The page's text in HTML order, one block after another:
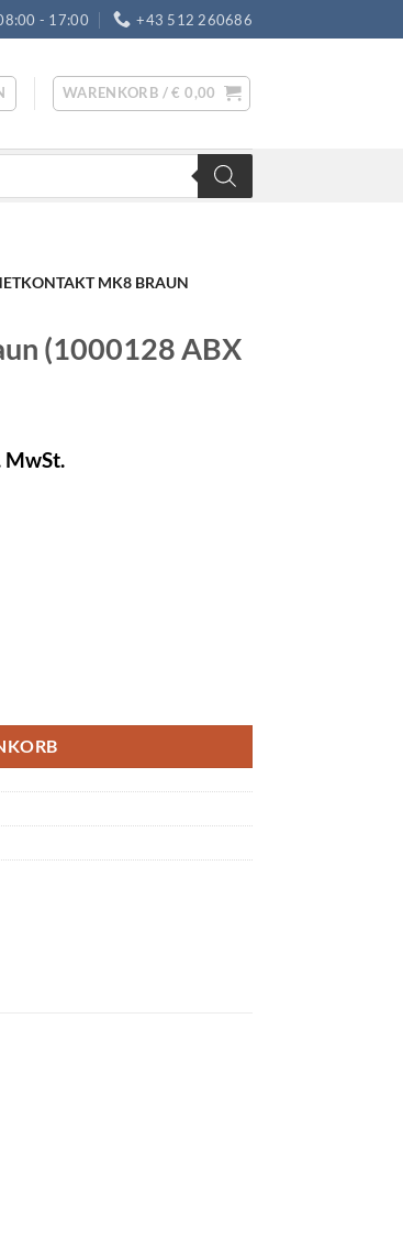
- 17:00 +43 512 260686
WARENKORB /€ 0,00
MK8 BRAUN
(1000128 ABX
MwSt.